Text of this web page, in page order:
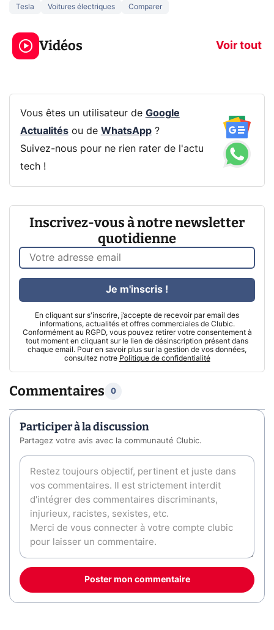
Tesla Voitures électriques Comparer
Vidéos Voir tout
3 écrans en 1 pour
319€ ? Voici L'AOC
CQ32G4ZA !
prochaine
Vous êtes un utilisateur de Google
Actualitésou de WhatsApp?
Suivez-nous pour ne rien rater de l'actu
tech !
Inscrivez-vous à notre newsletter
quotidienne
En cliquant sur s'inscrire, j’accepte de recevoir par email des
informations, actualités et offres commerciales de Clubic.
Conformément au RGPD, vous pouvez retirer votre consentement à
tout moment en cliquant sur le lien de désinscription présent dans
chaque email. Pour en savoir plus sur la gestion de vos données,
consultez notre Politique de confidentialité
Je m'inscris !
Commentaires 0
Participer à la discussion
Partagez votre avis avec la communauté Clubic.
Poster mon commentaire